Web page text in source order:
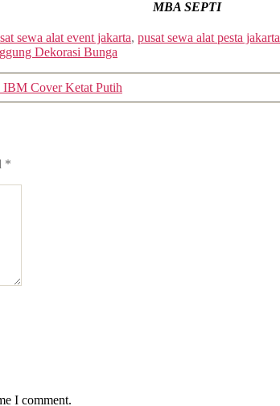
MBA SEPTI
sewa alat event jakarta, pusat sewa alat pesta jakarta
Dekorasi Bunga
IBM Cover Ketat Putih
*
I comment.